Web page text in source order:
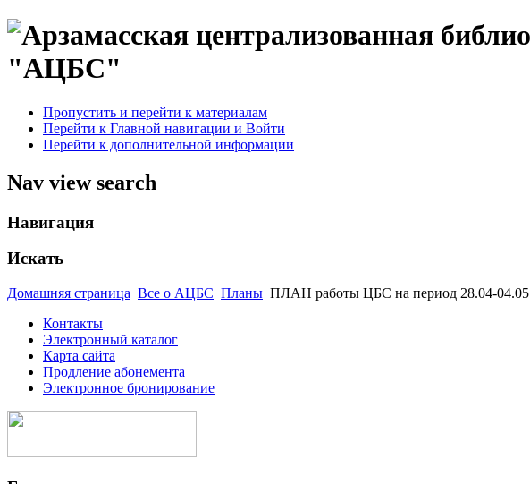
"АЦБС"
Пропустить и перейти к материалам
Перейти к Главной навигации и Войти
Перейти к дополнительной информации
Nav view search
Навигация
Искать
Домашняя страница Все о АЦБС Планы ПЛАН работы ЦБС на период 28.04-04.05
Контакты
Электронный каталог
Карта сайта
Продление абонемента
Электронное бронирование